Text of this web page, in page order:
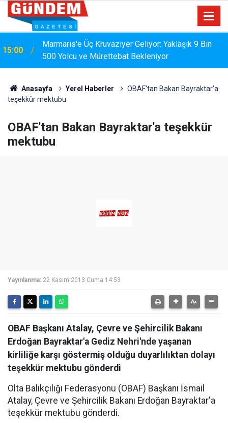
Marmaris'e Üç Kruvaziyer Geliyor: Yaklaşık 9 Bin
500 Yolcu ve Mürettebat Bekleniyor
14:17
MARMARİS'TE DERELERDE TEMİZLİK
SEFERBERLİĞİ
Anasayfa Yerel Haberler
OBAF'tan Bakan Bayraktar'a
teşekkür mektubu
OBAF'tan Bakan Bayraktar'a teşekkür
mektubu
Yayınlanma: 22 Kasım 2013 Cuma 14:53
OBAF Başkanı Atalay, Çevre ve Şehircilik Bakanı
Erdoğan Bayraktar'a Gediz Nehri'nde yaşanan
kirliliğe karşı göstermiş olduğu duyarlılıktan dolayı
teşekkür mektubu gönderdi
Olta Balıkçılığı Federasyonu (OBAF) Başkanı İsmail
Atalay, Çevre ve Şehircilik Bakanı Erdoğan Bayraktar'a
teşekkür mektubu gönderdi.